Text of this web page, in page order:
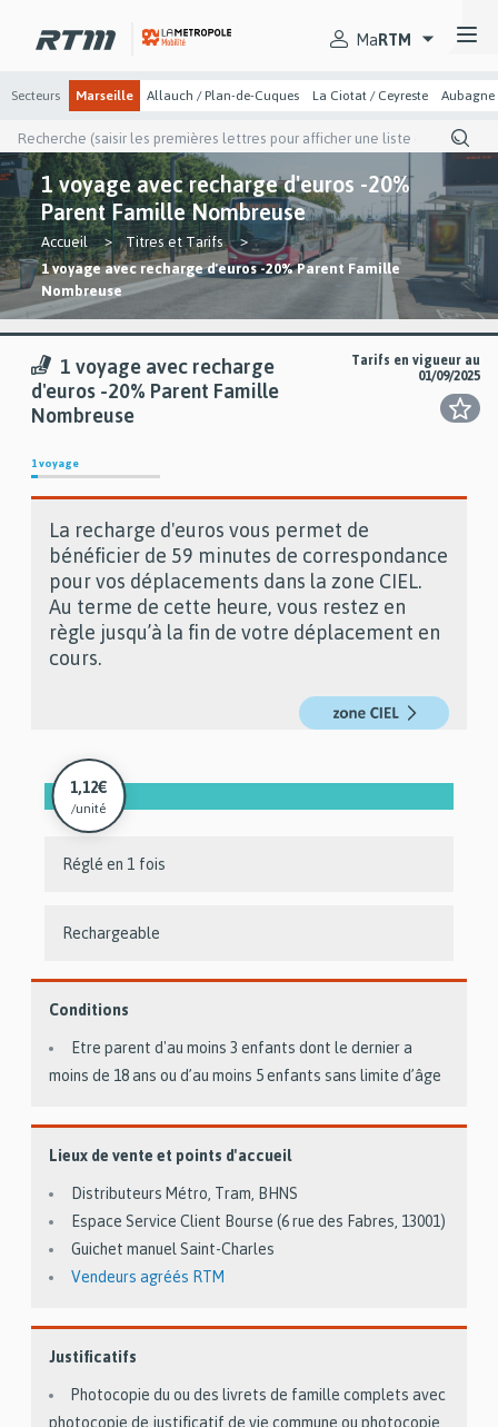
principal
contenu
principal
Secteurs Marseille Allauch / Plan-de-Cuques La Ciotat / Ceyreste Aubagne
Recherche
(saisir
les
premières
lettres
pour
afficher
une
liste
de
suggestion)
MaRTM
1 voyage avec recharge d'euros -20%
Parent Famille Nombreuse
You
are
here
Accueil
Titres et Tarifs
1 voyage avec recharge d'euros -20% Parent Famille
Nombreuse
1 voyage avec recharge
d'euros -20% Parent Famille
Nombreuse
Tarifs en vigueur au
01/09/2025
1 voyage
Description
commerciale
La recharge d'euros vous permet de
bénéficier de 59 minutes de correspondance
pour vos déplacements dans la zone CIEL.
Au terme de cette heure, vous restez en
règle jusqu’à la fin de votre déplacement en
cours.
1,12€
/unité
Réglé en 1 fois
Rechargeable
Conditions
Etre parent d'au moins 3 enfants dont le dernier a
moins de 18 ans ou d’au moins 5 enfants sans limite d’âge
Lieux de vente et points d'accueil
Distributeurs Métro, Tram, BHNS
Espace Service Client Bourse (6 rue des Fabres, 13001)
Guichet manuel Saint-Charles
Vendeurs agréés RTM
Justificatifs
Photocopie du ou des livrets de famille complets avec
photocopie de justificatif de vie commune ou photocopie